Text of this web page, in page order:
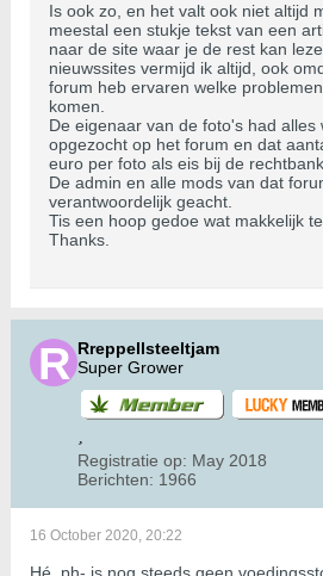
Is ook zo, en het valt ook niet altijd
meestal een stukje tekst van een
naar de site waar je de rest kan
nieuwssites vermijd ik altijd, ook
forum heb ervaren welke
komen.
De eigenaar van de foto's had alles
opgezocht op het forum en dat
euro per foto als eis bij de
De admin en alle mods van dat
verantwoordelijk geacht.
Tis een hoop gedoe wat makkelijk
Thanks.
Rreppellsteeltjam
Super Grower
Registratie op: May 2018
Berichten: 1966
16 October 2020, 20:22